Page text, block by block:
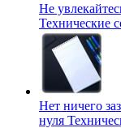
Не
Технические
Нет ничего
нуля